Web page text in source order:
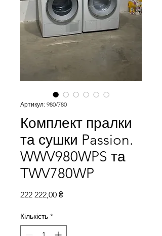
Артикул: 980/780
Комплект пралки
та сушки Passion.
WWV980WPS та
TWV780WP
222 222,00 ₴Ціна
Кількість *